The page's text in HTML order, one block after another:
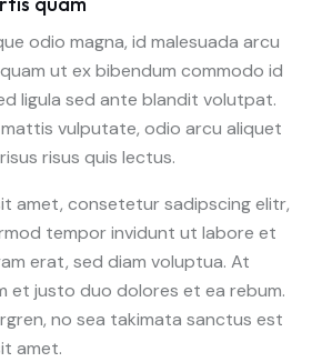
odio magna, id malesuada arcu
ut ex bibendum commodo id
ligula sed ante blandit volutpat.
vulputate, odio arcu aliquet
risus quis lectus.
amet, consetetur sadipscing elitr,
tempor invidunt ut labore et
erat, sed diam voluptua. At
et justo duo dolores et ea rebum.
no sea takimata sanctus est
amet.